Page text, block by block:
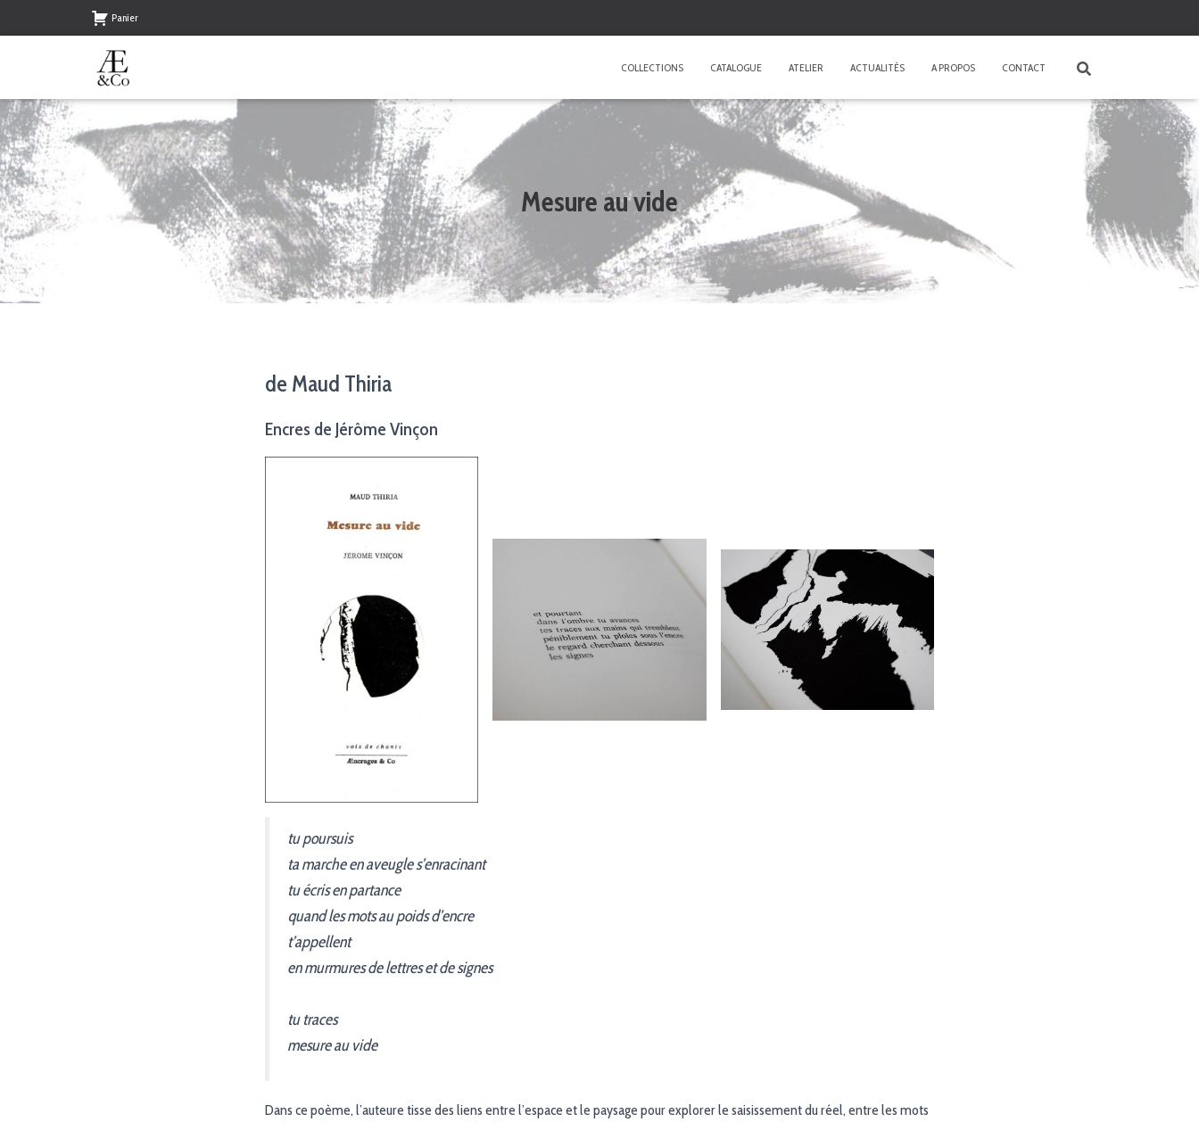
Panier
COLLECTIONS CATALOGUE ATELIER ACTUALITÉS A PROPOS CONTACT
Mesure au vide
de Maud Thiria
Encres de Jérôme Vinçon
tu poursuis
ta marche en aveugle s’enracinant
tu écris en partance
quand les mots au poids d’encre
t’appellent
en murmures de lettres et de signes
tu traces
mesure au vide
Dans ce poème, l’auteure tisse des liens entre l’espace et le paysage pour explorer le saisissement du réel, entre les mots